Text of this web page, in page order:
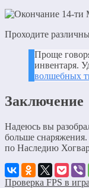
Проходите
Проще
инвентаря.
волшебных
Заключение
Надеюсь вы
больше
по Наследию
Проверка FPS в